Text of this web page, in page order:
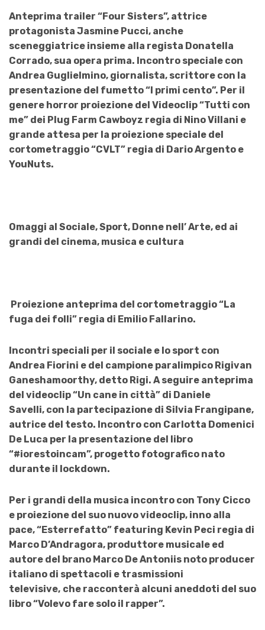
Anteprima trailer “Four Sisters”, attrice
protagonista Jasmine Pucci, anche
sceneggiatrice insieme alla regista Donatella
Corrado, sua opera prima. Incontro speciale con
Andrea Guglielmino, giornalista, scrittore con la
presentazione del fumetto “I primi cento”. Per il
genere horror proiezione del Videoclip “Tutti con
me” dei Plug Farm Cawboyz regia di Nino Villani e
grande attesa per la proiezione speciale del
cortometraggio “CVLT” regia di Dario Argento e
YouNuts.
Omaggi al Sociale, Sport, Donne nell’ Arte, ed ai
grandi del cinema, musica e cultura
Proiezione anteprima del cortometraggio “La
fuga dei folli” regia di Emilio Fallarino.
Incontri speciali per il sociale e lo sport con
Andrea Fiorini e del campione paralimpico Rigivan
Ganeshamoorthy, detto Rigi. A seguire anteprima
del videoclip“Un cane in città” di Daniele
Savelli, con la partecipazione di Silvia Frangipane,
autrice del testo. Incontro con Carlotta Domenici
De Luca per la presentazione del libro
“#iorestoincam”, progetto fotografico nato
durante il lockdown.
Per i grandi della musica incontro con Tony Cicco
e proiezione del suo nuovo videoclip, inno alla
pace, “Esterrefatto” featuring Kevin Peci regia di
Marco D’Andragora, produttore musicale ed
autore del brano Marco De Antoniis noto producer
italiano di spettacoli e trasmissioni
televisive, che racconterà alcuni aneddoti del suo
libro “Volevo fare solo il rapper”.